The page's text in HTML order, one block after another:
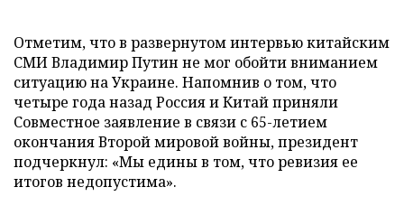
Отметим, что в развернутом интервью китайским
СМИ Владимир Путин не мог обойти вниманием
ситуацию на Украине. Напомнив о том, что
четыре года назад Россия и Китай приняли
Совместное заявление в связи с 65-летием
окончания Второй мировой войны, президент
подчеркнул: «Мы едины в том, что ревизия ее
итогов недопустима».